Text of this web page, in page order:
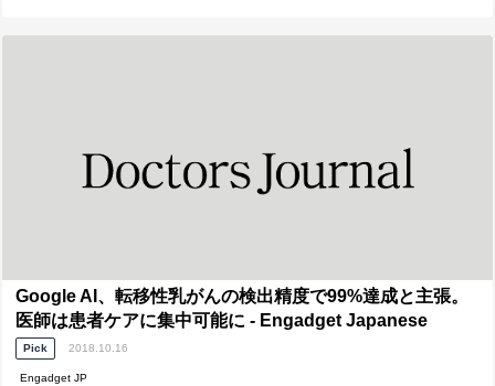
Google AI、転移性乳がんの検出精度で99%達成と主張。
医師は患者ケアに集中可能に - Engadget Japanese
Pick 2018.10.16
Engadget JP